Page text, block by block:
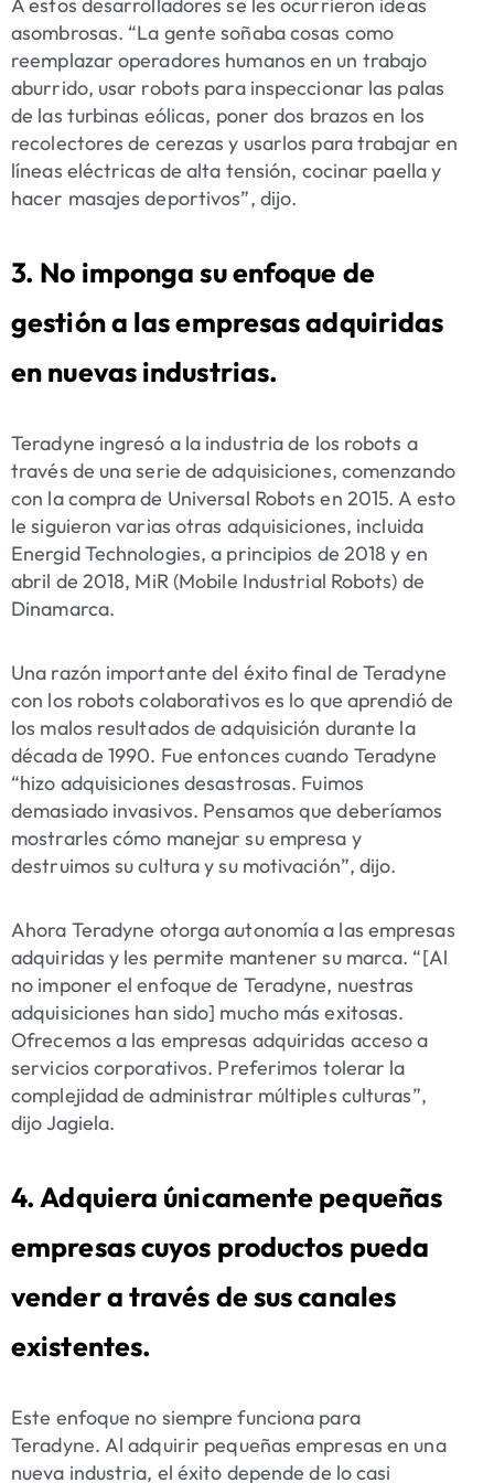
A estos desarrolladores se les ocurrieron ideas
asombrosas. “La gente soñaba cosas como
reemplazar operadores humanos en un trabajo
aburrido, usar robots para inspeccionar las palas
de las turbinas eólicas, poner dos brazos en los
recolectores de cerezas y usarlos para trabajar en
líneas eléctricas de alta tensión, cocinar paella y
hacer masajes deportivos”, dijo.
3. No imponga su enfoque de
gestión a las empresas adquiridas
en nuevas industrias.
Teradyne ingresó a la industria de los robots a
través de una serie de adquisiciones, comenzando
con la compra de Universal Robots en 2015. A esto
le siguieron varias otras adquisiciones, incluida
Energid Technologies, a principios de 2018 y en
abril de 2018, MiR (Mobile Industrial Robots) de
Dinamarca.
Una razón importante del éxito final de Teradyne
con los robots colaborativos es lo que aprendió de
los malos resultados de adquisición durante la
década de 1990. Fue entonces cuando Teradyne
“hizo adquisiciones desastrosas. Fuimos
demasiado invasivos. Pensamos que deberíamos
mostrarles cómo manejar su empresa y
destruimos su cultura y su motivación”, dijo.
Ahora Teradyne otorga autonomía a las empresas
adquiridas y les permite mantener su marca. “[Al
no imponer el enfoque de Teradyne, nuestras
adquisiciones han sido] mucho más exitosas.
Ofrecemos a las empresas adquiridas acceso a
servicios corporativos. Preferimos tolerar la
complejidad de administrar múltiples culturas”,
dijo Jagiela.
4. Adquiera únicamente pequeñas
empresas cuyos productos pueda
vender a través de sus canales
existentes.
Este enfoque no siempre funciona para
Teradyne. Al adquirir pequeñas empresas en una
nueva industria, el éxito depende de lo casi